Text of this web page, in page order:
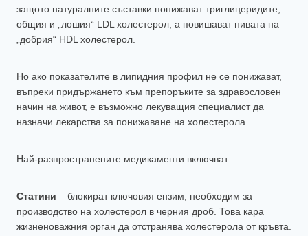
защото натуралните съставки понижават триглицеридите,
общия и „лошия“ LDL холестерол, а повишават нивата на
„добрия“ HDL холестерол.
Но ако показателите в липидния профил не се понижават,
въпреки придържането към препоръките за здравословен
начин на живот, е възможно лекуващия специалист да
назначи лекарства за понижаване на холестерола.
Най-разпространените медикаменти включват:
Статини – блокират ключовия ензим, необходим за
производство на холестерол в черния дроб. Това кара
жизненоважния орган да отстранява холестерола от кръвта.